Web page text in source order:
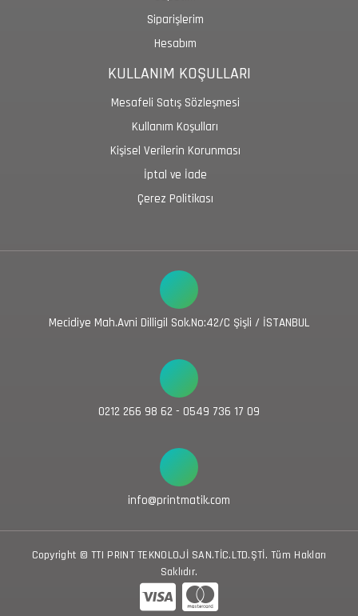
Siparişlerim
Hesabım
KULLANIM KOŞULLARI
Mesafeli Satış Sözleşmesi
Kullanım Koşulları
Kişisel Verilerin Korunması
İptal ve İade
Çerez Politikası
Mecidiye Mah.Avni Dilligil Sok.No:42/C Şişli / İSTANBUL
0212 266 98 62 - 0549 736 17 09
info@printmatik.com
Copyright © TTI PRINT TEKNOLOJİ SAN.TİC.LTD.ŞTİ. Tüm Hakları
Saklıdır.